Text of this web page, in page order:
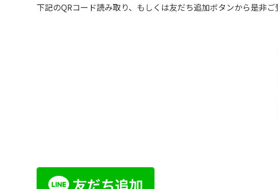
下記のQRコード読み取り、もしくは友だち追加ボタンから是非ご